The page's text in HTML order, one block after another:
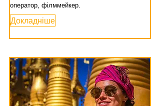
оператор, філммейкер.
Докладніше